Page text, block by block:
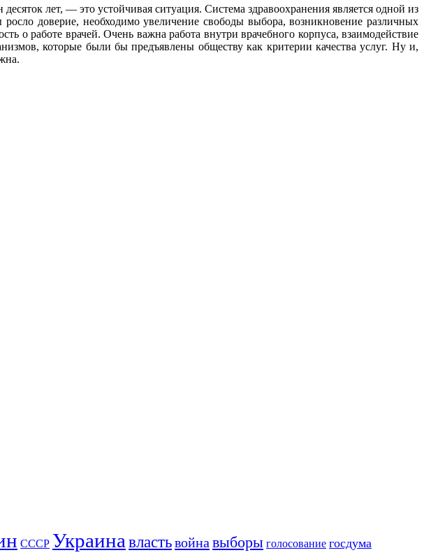
лет, — это устойчивая ситуация. Система здравоохранения является одной из
доверие, необходимо увеличение свободы выбора, возникновение различных
о работе врачей. Очень важна работа внутри врачебного корпуса, взаимодействие
которые были бы предъявлены обществу как критерии качества услуг. Ну и,
СССР Украина властьвойна выборы голосование госдума